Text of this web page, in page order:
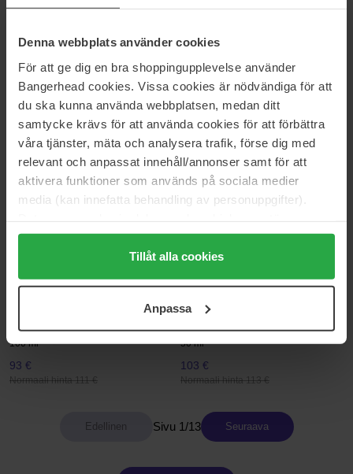
Denna webbplats använder cookies
För att ge dig en bra shoppingupplevelse använder
Bangerhead cookies. Vissa cookies är nödvändiga för att
du ska kunna använda webbplatsen, medan ditt
samtycke krävs för att använda cookies för att förbättra
våra tjänster, mäta och analysera trafik, förse dig med
relevant och anpassat innehåll/annonser samt för att
aktivera funktioner som används på sociala medier
media (kan innefatta behandling av personuppgifter).
Genom att trycka på "Tillåt alla cookies" accepterar du
alla cookies, medan du under "Detaljer" kan anpassa
användningen av cookies. Du kan när som helst återkalla
samt vår Integritetspolicy.
Tillåt alla cookies
Anpassa
23 €
Normaali hinta 25 €
Normaali hinta
105 €
Tom Ford
Ombré Leather
100 ml
188 €
Normaali hinta 209 €
Parfums de Marly
Layton
125 ml
290 €
Normaali hinta 134 €
Explorer
100 ml
93 €
Normaali hinta 111 €
RABANNE
One Million Elixir
50 ml
103 €
Normaali hinta 113 €
Sivu 1/13 Seuraava